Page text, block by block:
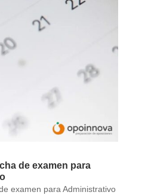
de examen para
examen para Administrativo